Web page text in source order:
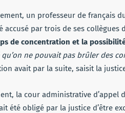
un professeur de français
accusé par trois de ses
de concentration et la
ne pouvait pas brûler des
avait par la suite, saisit la
la cour administrative
été obligé par la justice d’être